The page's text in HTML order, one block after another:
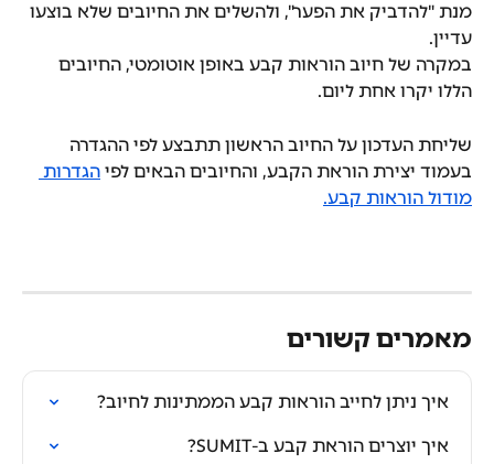
מנת "להדביק את הפער", ולהשלים את החיובים שלא בוצעו
עדיין.
במקרה של חיוב הוראות קבע באופן אוטומטי, החיובים
הללו יקרו אחת ליום.
שליחת העדכון על החיוב הראשון תתבצע לפי ההגדרה
בעמוד יצירת הוראת הקבע, והחיובים הבאים לפי הגדרות
מודול הוראות קבע.
מאמרים קשורים
איך ניתן לחייב הוראות קבע הממתינות לחיוב?
איך יוצרים הוראת קבע ב-SUMIT?